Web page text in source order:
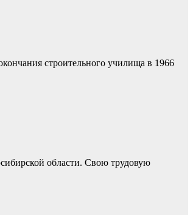
строительного училища в 1966
области. Свою трудовую